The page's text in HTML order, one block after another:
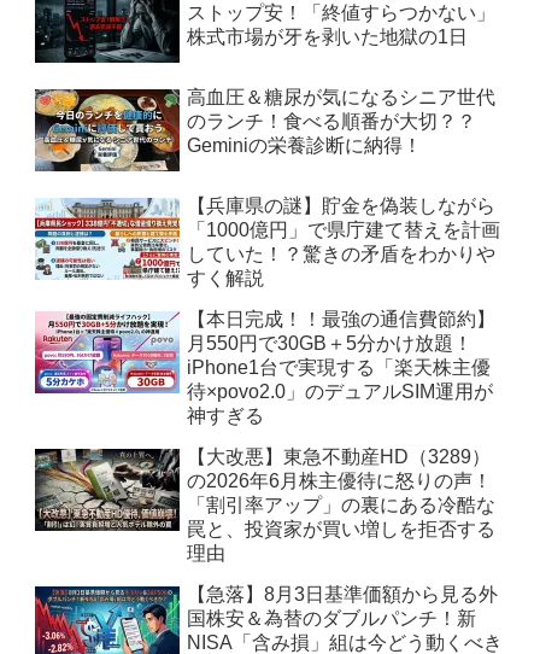
ストップ安！「終値すらつかない」
株式市場が牙を剥いた地獄の1日
高血圧＆糖尿が気になるシニア世代
のランチ！食べる順番が大切？？
Geminiの栄養診断に納得！
【兵庫県の謎】貯金を偽装しながら
「1000億円」で県庁建て替えを計画
していた！？驚きの矛盾をわかりや
すく解説
【本日完成！！最強の通信費節約】
月550円で30GB＋5分かけ放題！
iPhone1台で実現する「楽天株主優
待×povo2.0」のデュアルSIM運用が
神すぎる
【大改悪】東急不動産HD（3289）
の2026年6月株主優待に怒りの声！
「割引率アップ」の裏にある冷酷な
罠と、投資家が買い増しを拒否する
理由
【急落】8月3日基準価額から見る外
国株安＆為替のダブルパンチ！新
NISA「含み損」組は今どう動くべき